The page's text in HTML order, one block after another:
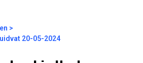
20-05-2024